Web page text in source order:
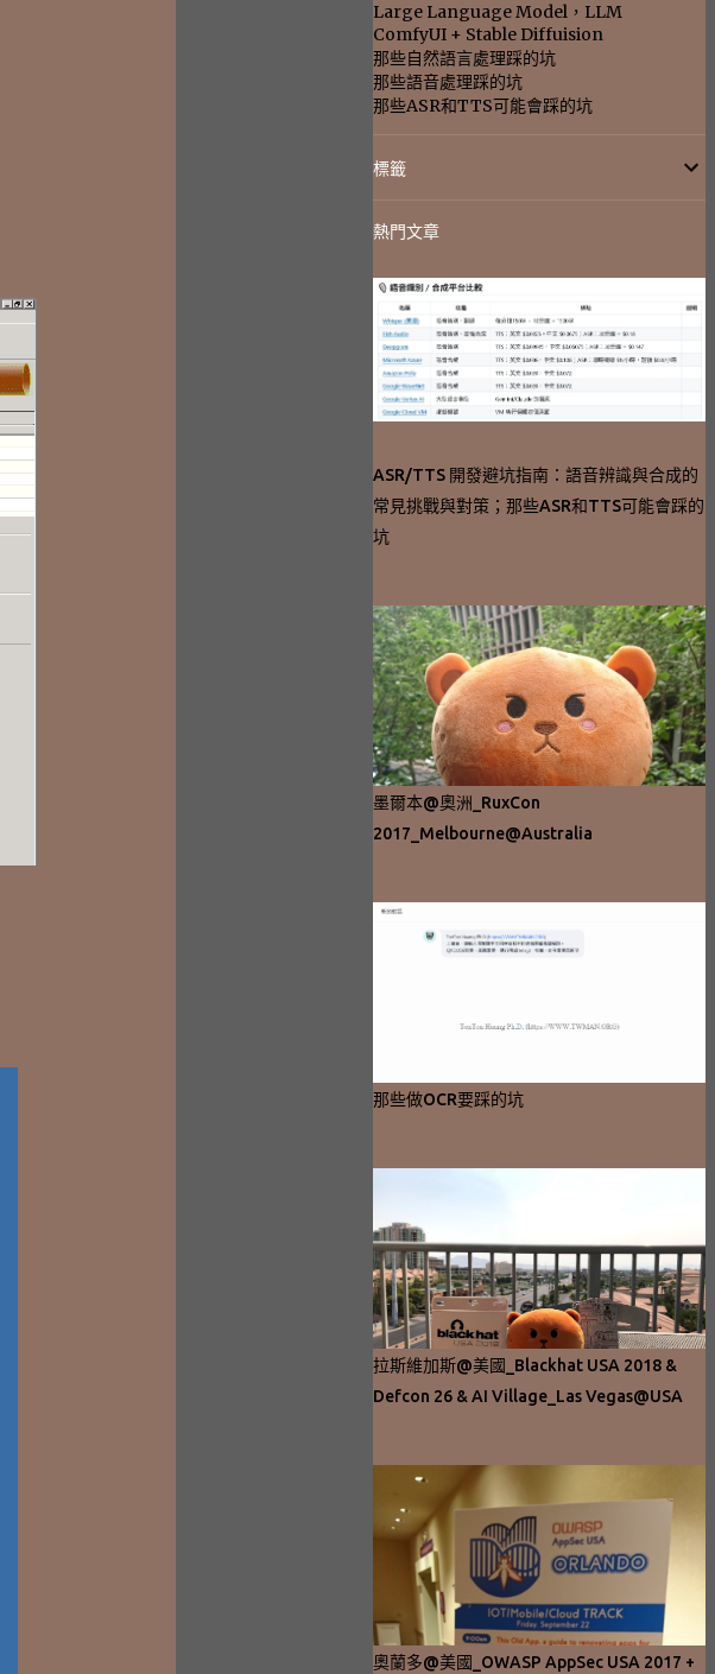
Large Language Model，LLM
ComfyUI + Stable Diffuision
那些自然語言處理踩的坑
那些語音處理踩的坑
那些ASR和TTS可能會踩的坑
標籤
熱門文章
ASR/TTS 開發避坑指南：語音辨識與合成的
常見挑戰與對策；那些ASR和TTS可能會踩的
坑
墨爾本@奧洲_RuxCon
2017_Melbourne@Australia
那些做OCR要踩的坑
拉斯維加斯@美國_Blackhat USA 2018 &
Defcon 26 & AI Village_Las Vegas@USA
奧蘭多@美國_OWASP AppSec USA 2017 +